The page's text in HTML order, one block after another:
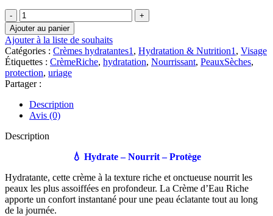
quantité
de
Uriage
–
Eau
Thermale
Crème
d’Eau
Riche
Ajouter au panier
Ajouter à la liste de souhaits
Catégories : Crèmes hydratantes1 , Hydratation & Nutrition1 , Visage
Étiquettes : CrèmeRiche, hydratation, Nourrissant, PeauxSèches,
protection, uriage
Partager :
Description
Avis (0)
Description
💧 Hydrate – Nourrit – Protège
Hydratante, cette crème à la texture riche et onctueuse nourrit les
peaux les plus assoiffées en profondeur. La Crème d’Eau Riche
apporte un confort instantané pour une peau éclatante tout au long
de la journée.